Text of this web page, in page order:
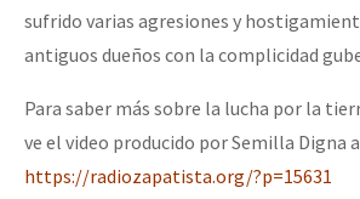
Video
Otras secciones
Semillero Guerra contra la Humanidad.
la naturaleza bajo asedio)
sufrido varias agresiones y
antiguos dueños con la complicidad
Para saber más sobre la lucha por la
ve el video producido por Semilla Digna
https://radiozapatista.org/?p=15631